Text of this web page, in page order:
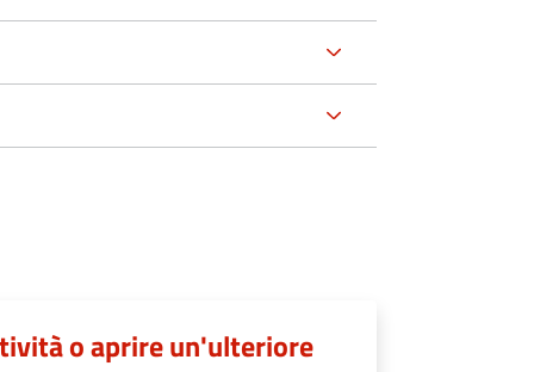
o aprire un'ulteriore